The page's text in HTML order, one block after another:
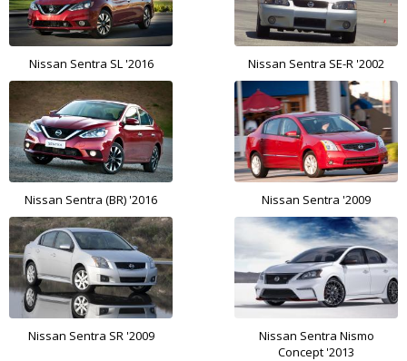
Nissan Sentra SL '2016 Nissan Sentra SE-R '2002
Nissan Sentra (BR) '2016 Nissan Sentra '2009
Nissan Sentra SR '2009
Nissan Sentra Nismo
Concept '2013